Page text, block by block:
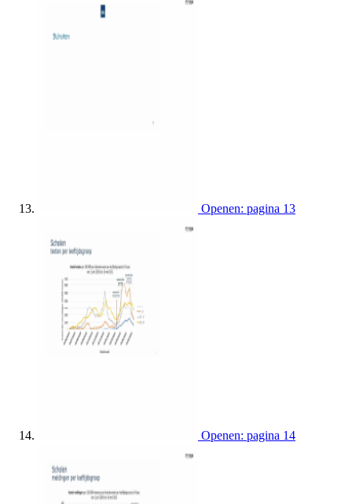
Openen: pagina 13
Openen: pagina 14